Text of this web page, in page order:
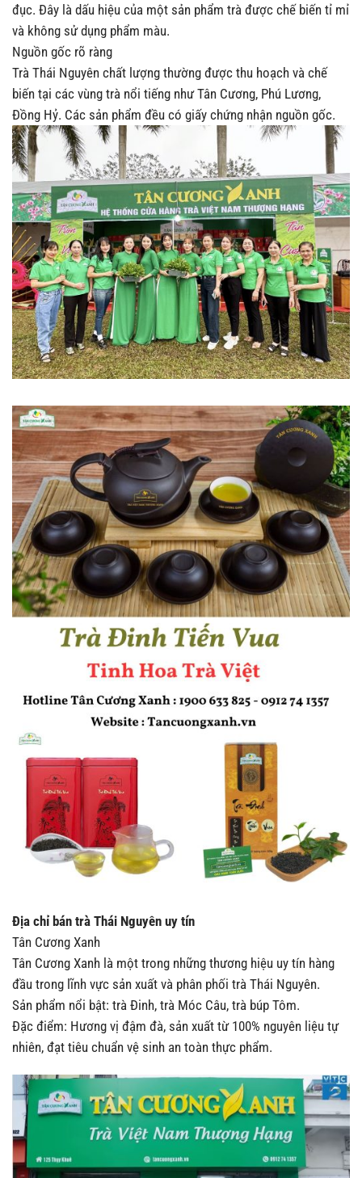
đục. Đây là dấu hiệu của một sản phẩm trà được chế biến tỉ mỉ
và không sử dụng phẩm màu.
Nguồn gốc rõ ràng
Trà Thái Nguyên chất lượng thường được thu hoạch và chế
biến tại các vùng trà nổi tiếng như Tân Cương, Phú Lương,
Đồng Hỷ. Các sản phẩm đều có giấy chứng nhận nguồn gốc.
Địa chỉ bán trà Thái Nguyên uy tín
Tân Cương Xanh
Tân Cương Xanh là một trong những thương hiệu uy tín hàng
đầu trong lĩnh vực sản xuất và phân phối trà Thái Nguyên.
Sản phẩm nổi bật: trà Đinh, trà Móc Câu, trà búp Tôm.
Đặc điểm: Hương vị đậm đà, sản xuất từ 100% nguyên liệu tự
nhiên, đạt tiêu chuẩn vệ sinh an toàn thực phẩm.